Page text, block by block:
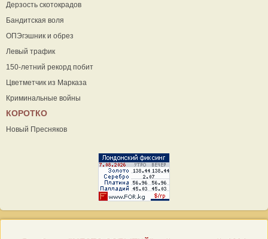
Дерзость скотокрадов
Бандитская воля
ОПЭгэшник и обрез
Левый трафик
150-летний рекорд побит
Цветметчик из Марказа
Криминальные войны
КОРОТКО
Новый Пресняков